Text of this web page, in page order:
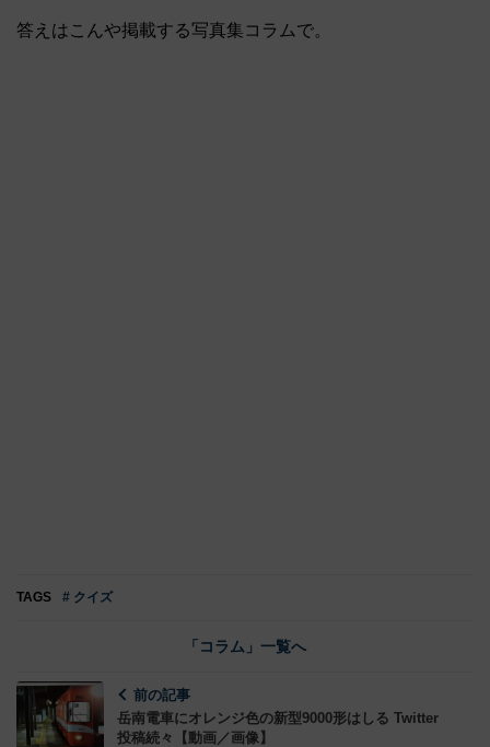
答えはこんや掲載する写真集コラムで。
TAGS # クイズ
「コラム」一覧へ
前の記事
岳南電車にオレンジ色の新型9000形はしる Twitter
投稿続々【動画／画像】